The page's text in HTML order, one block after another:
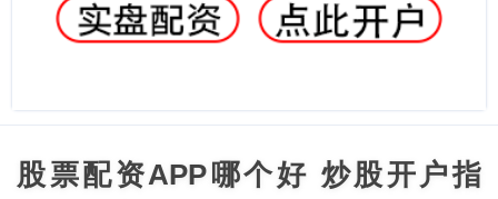
股票配资APP哪个好 炒股开户指